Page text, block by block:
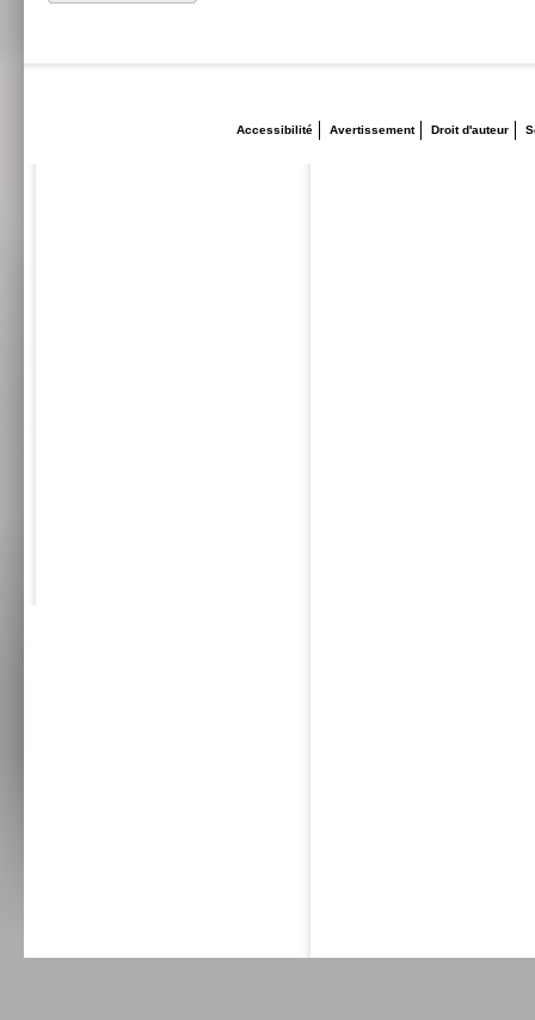
Accessibilité Avertissement Droit d'auteur